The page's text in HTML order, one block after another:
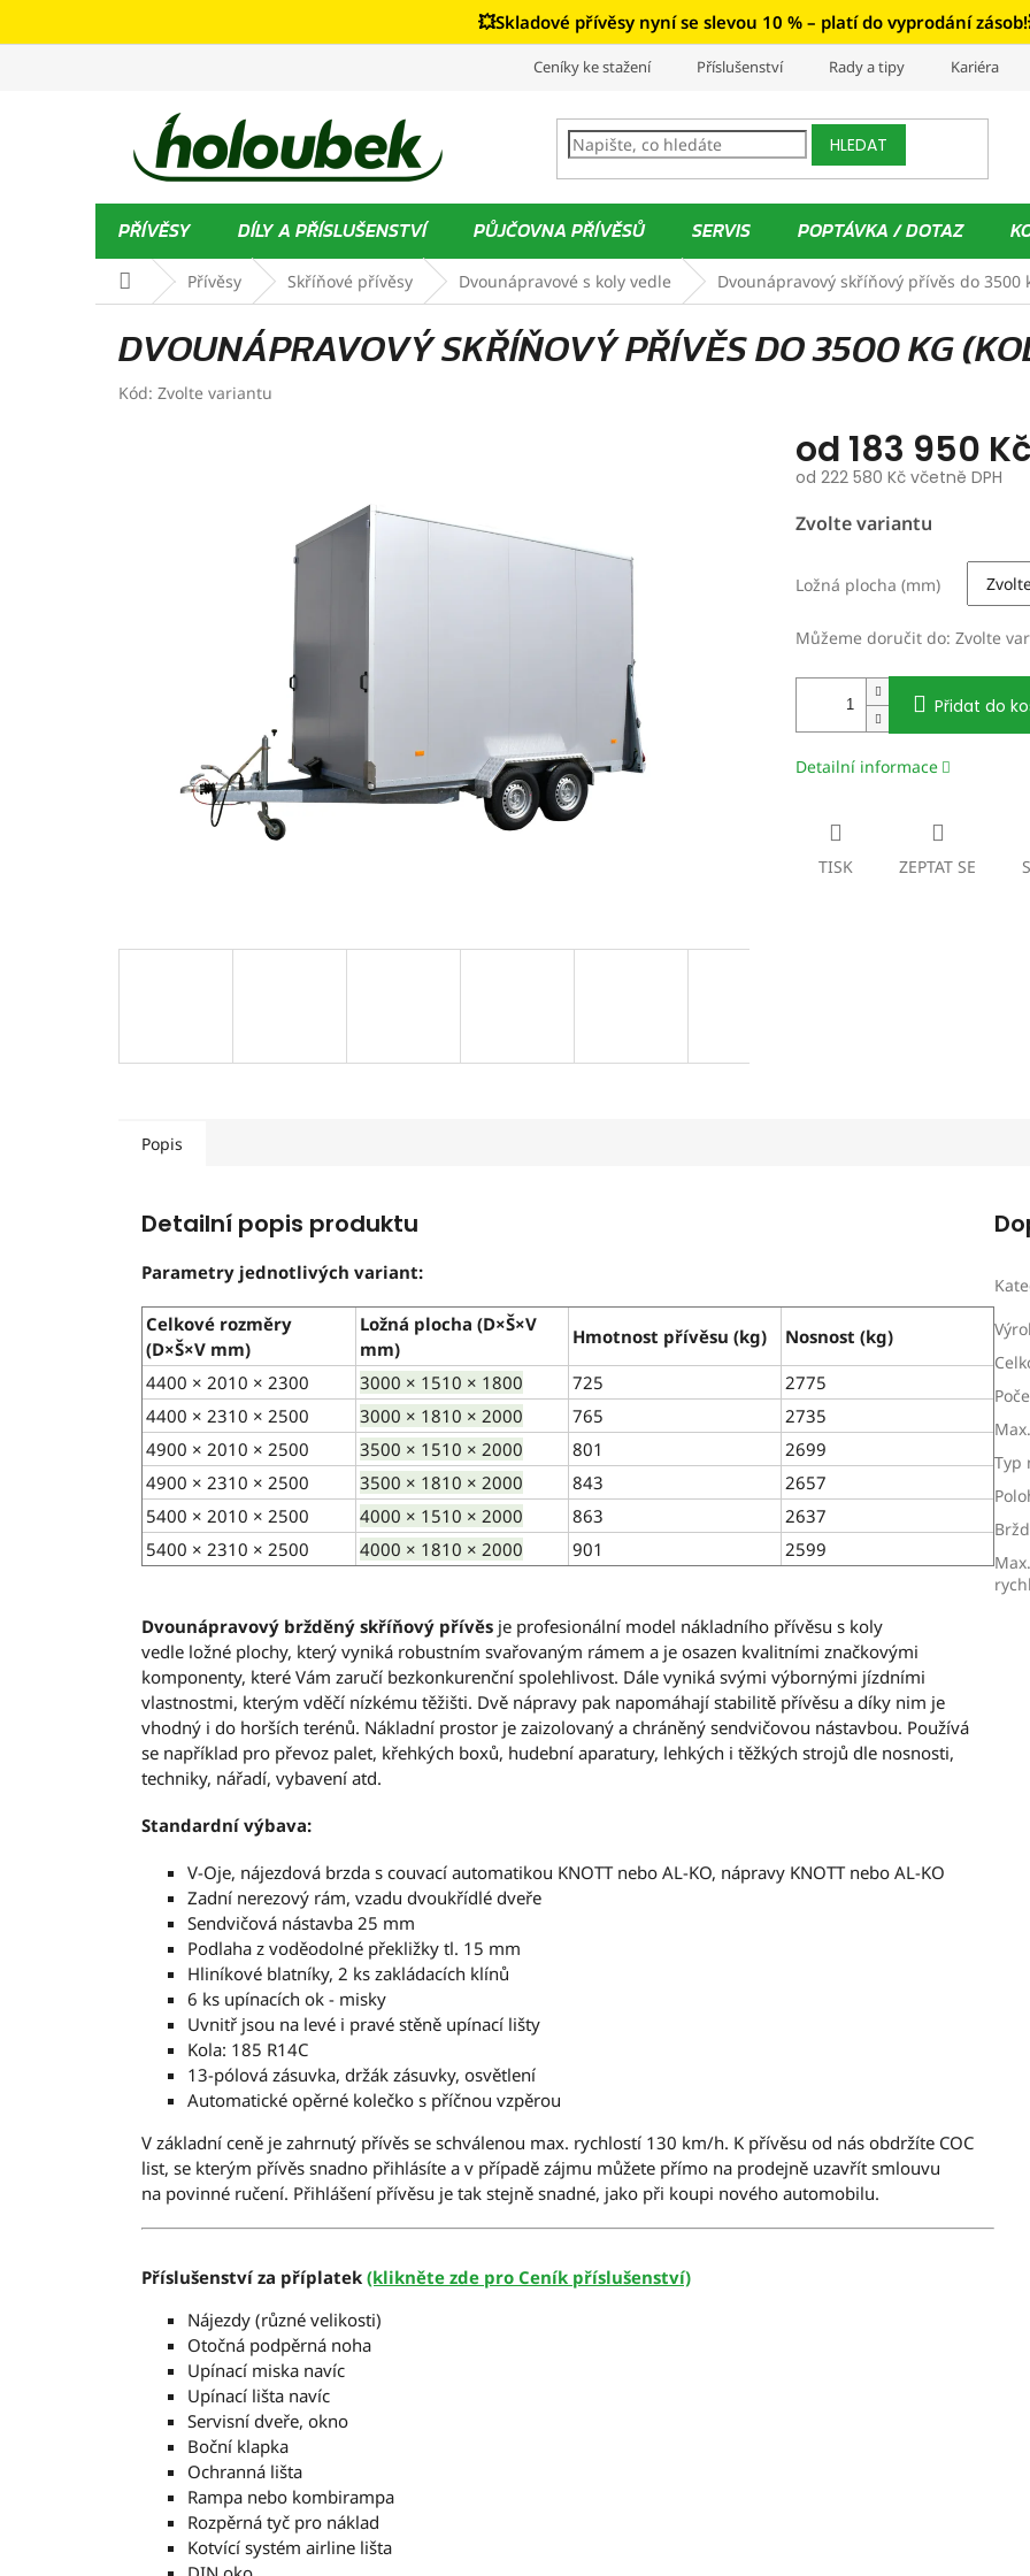
💥Skladové přívěsy nyní se slevou 10 % – platí do vyprodání
Ceníky ke stažení Příslušenství Rady a tipy Kariéra
HLEDAT
PŘÍVĚSY DÍLY A PŘÍSLUŠENSTVÍ PŮJČOVNA PŘÍVĚSŮ SERVIS POPTÁVKA / DOTAZ
Domů Přívěsy Skříňové přívěsy Dvounápravové s koly vedle Dvounápravový skříňový přívěs do 3500
DVOUNÁPRAVOVÝ SKŘÍŇOVÝ PŘÍVĚS DO 3500 KG
Kód: Zvolte variantu
od 183 950 Kč
od 222 580 Kč včetně DPH
cena:
Zvolte variantu
Ložná plocha (mm)
Můžeme doručit do: Zvolte
Přidat do
Detailní informace
TISK ZEPTAT SE
Popis
Detailní popis produktu
Parametry jednotlivých variant:
Celkové rozměry
(D×Š×V mm)
Ložná plocha (D×Š×V
mm)
Hmotnost přívěsu (kg)
Nosnost (kg)
4400 × 2010 × 2300
3000 × 1510 × 1800 725
2775
4400 × 2310 × 2500
3000 × 1810 × 2000 765
2735
4900 × 2010 × 2500
3500 × 1510 × 2000 801
2699
4900 × 2310 × 2500
3500 × 1810 × 2000 843
2657
5400 × 2010 × 2500
4000 × 1510 × 2000 863
2637
5400 × 2310 × 2500
4000 × 1810 × 2000 901 2599
Dvounápravový bržděný skříňový přívěs je profesionální model nákladního přívěsu s koly
vedle ložné plochy, který vyniká robustním svařovaným rámem a je osazen kvalitními značkovými
komponenty, které Vám zaručí bezkonkurenční spolehlivost. Dále vyniká svými výbornými jízdními
vlastnostmi, kterým vděčí nízkému těžišti. Dvě nápravy pak napomáhají stabilitě přívěsu a díky nim je
vhodný i do horších terénů. Nákladní prostor je zaizolovaný a chráněný sendvičovou nástavbou. Používá
se například pro převoz palet, křehkých boxů, hudební aparatury, lehkých i těžkých strojů dle nosnosti,
techniky, nářadí, vybavení atd.
Standardní výbava:
V-Oje, nájezdová brzda s couvací automatikou KNOTT nebo AL-KO, nápravy KNOTT nebo AL-KO
Zadní nerezový rám, vzadu dvoukřídlé dveře
Sendvičová nástavba 25 mm
Podlaha z voděodolné překližky tl. 15 mm
Hliníkové blatníky, 2 ks zakládacích klínů
6 ks upínacích ok - misky
Uvnitř jsou na levé i pravé stěně upínací lišty
Kola: 185 R14C
13-pólová zásuvka, držák zásuvky, osvětlení
Automatické opěrné kolečko s příčnou vzpěrou
V základní ceně je zahrnutý přívěs se schválenou max. rychlostí 130 km/h. K přívěsu od nás obdržíte COC
list, se kterým přívěs snadno přihlásíte a v případě zájmu můžete přímo na prodejně uzavřít smlouvu
na povinné ručení. Přihlášení přívěsu je tak stejně snadné, jako při koupi nového automobilu.
Příslušenství za příplatek (klikněte zde pro Ceník příslušenství)
Nájezdy (různé velikosti)
Otočná podpěrná noha
Upínací miska navíc
Upínací lišta navíc
Servisní dveře, okno
Boční klapka
Ochranná lišta
Rampa nebo kombirampa
Rozpěrná tyč pro náklad
Kotvící systém airline lišta
Typ